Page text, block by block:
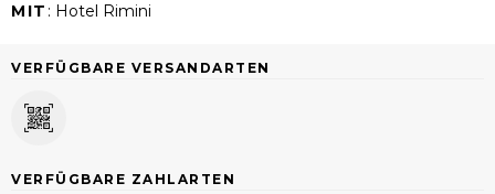
MIT : Hotel Rimini
VERFÜGBARE VERSANDARTEN
VERFÜGBARE ZAHLARTEN